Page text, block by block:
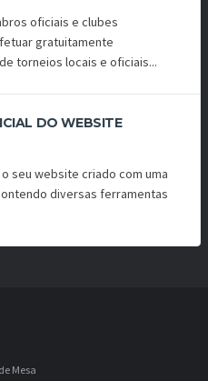
oficiais e clubes
gratuitamente
torneios locais e oficiais...
DO WEBSITE
seu website criado com uma
diversas ferramentas
Mesa